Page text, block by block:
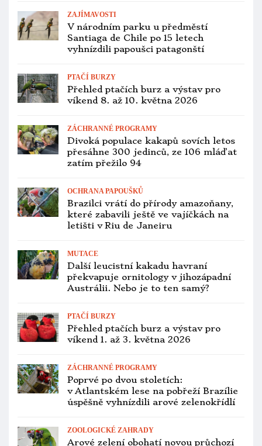
ZAJÍMAVOSTI
V národním parku u předměstí
Santiaga de Chile po 15 letech
vyhnízdili papoušci patagonští
PTAČÍ BURZY
Přehled ptačích burz a výstav pro
víkend 8. až 10. května 2026
ZÁCHRANNÉ PROGRAMY
Divoká populace kakapů sovích letos
přesáhne 300 jedinců, ze 106 mláďat
zatím přežilo 94
OCHRANA PAPOUŠKŮ
Brazilci vrátí do přírody amazoňany,
které zabavili ještě ve vajíčkách na
letišti v Riu de Janeiru
MUTACE
Další leucistní kakadu havraní
překvapuje ornitology v jihozápadní
Austrálii. Nebo je to ten samý?
PTAČÍ BURZY
Přehled ptačích burz a výstav pro
víkend 1. až 3. května 2026
ZÁCHRANNÉ PROGRAMY
Poprvé po dvou stoletích:
v Atlantském lese na pobřeží Brazílie
úspěšně vyhnízdili arové zelenokřídlí
ZOOLOGICKÉ ZAHRADY
Arové zelení obohatí novou průchozí